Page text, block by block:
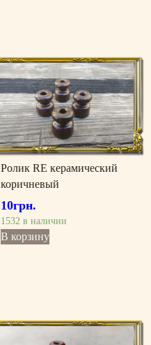
Ролик RE керамический
коричневый
10грн.
1532 в наличии
В корзину